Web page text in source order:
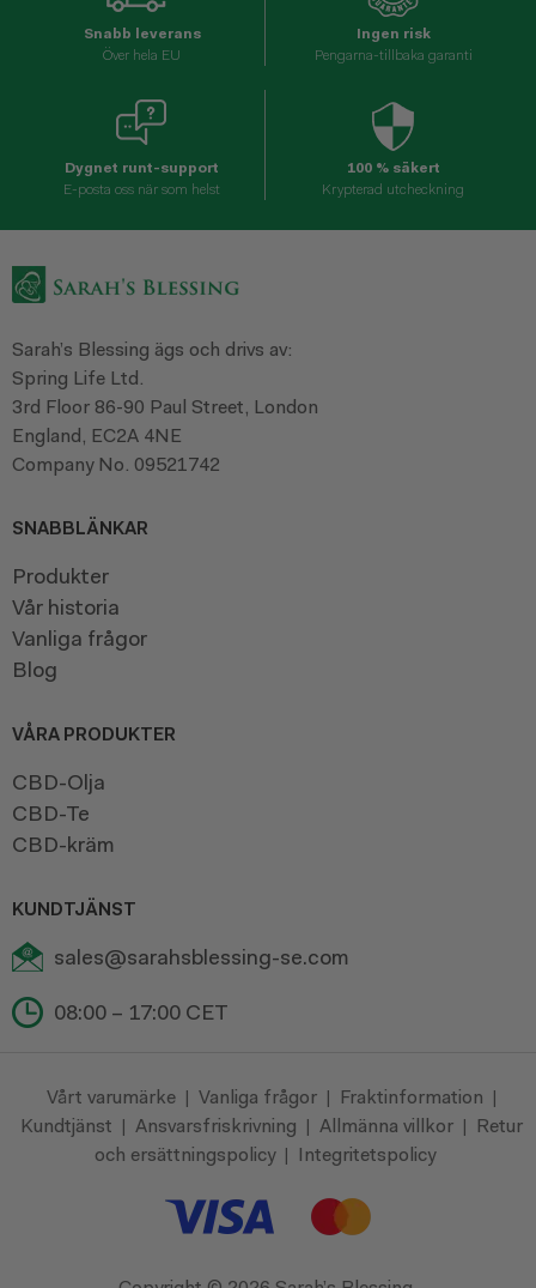
Snabb leverans
Över hela EU
Ingen risk
Pengarna-tillbaka garanti
Dygnet runt-support
E-posta oss när som helst
100 % säkert
Krypterad utcheckning
Sarah’s Blessing ägs och drivs av:
Spring Life Ltd.
3rd Floor 86-90 Paul Street, London
England, EC2A 4NE
Company No. 09521742
SNABBLÄNKAR
Produkter
Vår historia
Vanliga frågor
Blog
VÅRA PRODUKTER
CBD-Olja
CBD-Te
CBD-kräm
KUNDTJÄNST
sales@sarahsblessing-se.com
08:00 – 17:00 CET
Vårt varumärke | Vanliga frågor | Fraktinformation |
Kundtjänst | Ansvarsfriskrivning | Allmänna villkor |
Retur
och ersättningspolicy | Integritetspolicy